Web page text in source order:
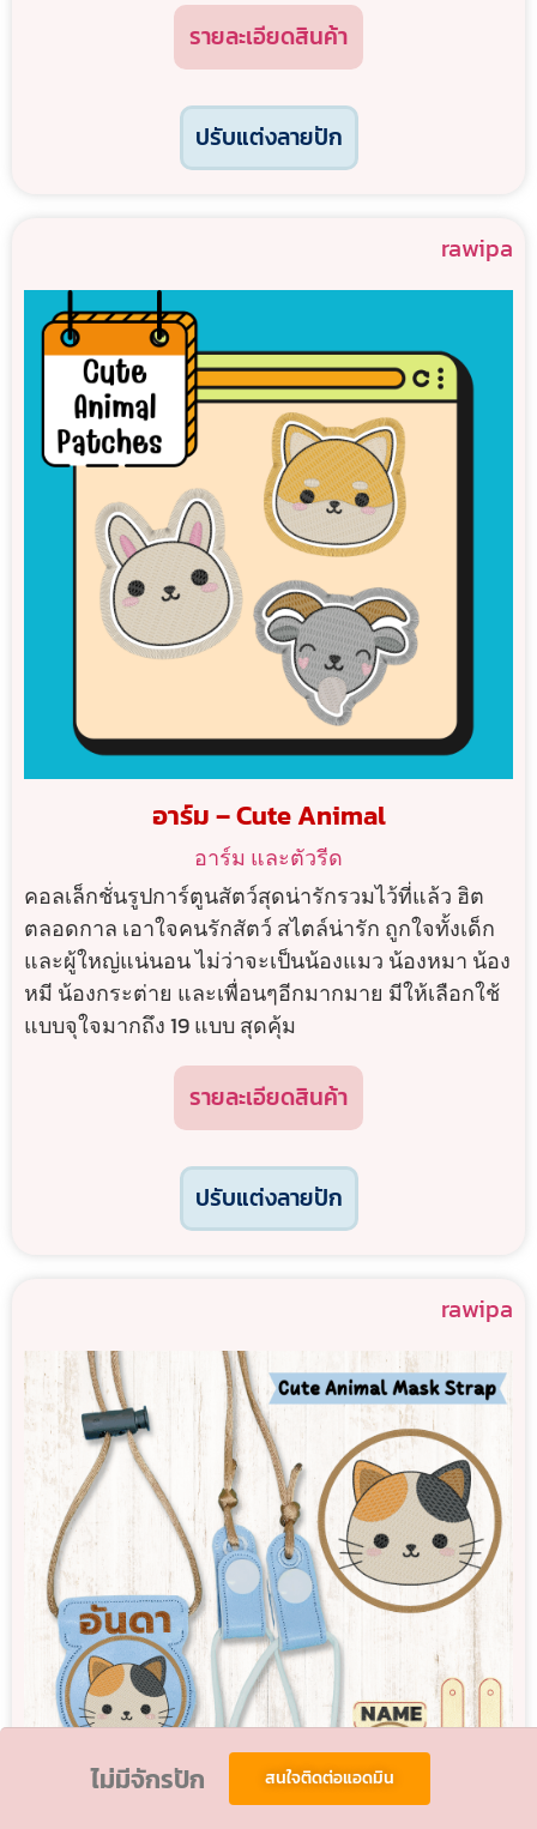
รายละเอียดสินค้า
ปรับแต่งลายปัก
rawipa
อาร์ม – Cute Animal
อาร์ม และตัวรีด
คอลเล็กชั่นรูปการ์ตูนสัตว์สุดน่ารักรวมไว้ที่แล้ว ฮิต
ตลอดกาล เอาใจคนรักสัตว์ สไตล์น่ารัก ถูกใจทั้งเด็ก
และผู้ใหญ่แน่นอน ไม่ว่าจะเป็นน้องแมว น้องหมา น้อง
หมี น้องกระต่าย และเพื่อนๆอีกมากมาย มีให้เลือกใช้
แบบจุใจมากถึง 19 แบบ สุดคุ้ม
รายละเอียดสินค้า
ปรับแต่งลายปัก
rawipa
ไม่มีจักรปัก สนใจติดต่อแอดมิน